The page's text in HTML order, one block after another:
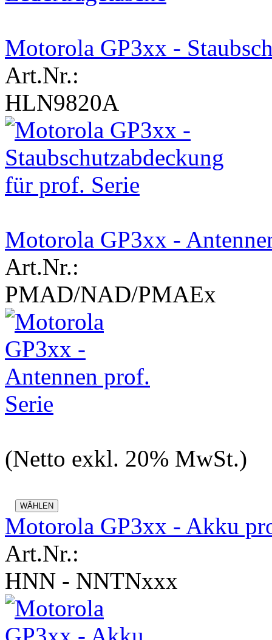
Motorola GP3xx -
Art.Nr.:
HLN9820A
Motorola GP3xx -
Art.Nr.:
PMAD/NAD/PMAEx
(Netto exkl. 20% MwSt.)
Motorola GP3xx - Akku
Art.Nr.:
HNN - NNTNxxx